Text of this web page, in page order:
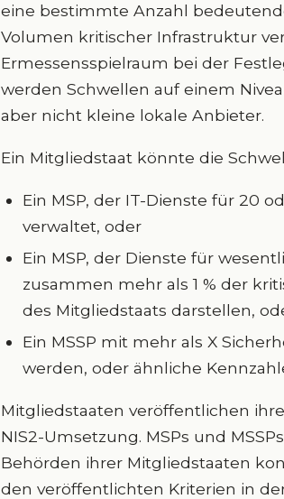
eine bestimmte Anzahl
Volumen kritischer Infrastruktur
Ermessensspielraum bei der
werden Schwellen auf einem
aber nicht kleine lokale Anbieter.
Ein Mitgliedstaat könnte die
Ein MSP, der IT-Dienste für 20
verwaltet, oder
Ein MSP, der Dienste für
zusammen mehr als 1 % der
des Mitgliedstaats darstellen,
Ein MSSP mit mehr als X
werden, oder ähnliche
Mitgliedstaaten veröffentlichen
NIS2-Umsetzung. MSPs und
Behörden ihrer Mitgliedstaaten
den veröffentlichten Kriterien in